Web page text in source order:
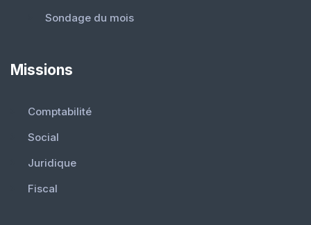
Sondage du mois
Missions
Comptabilité
Social
Juridique
Fiscal